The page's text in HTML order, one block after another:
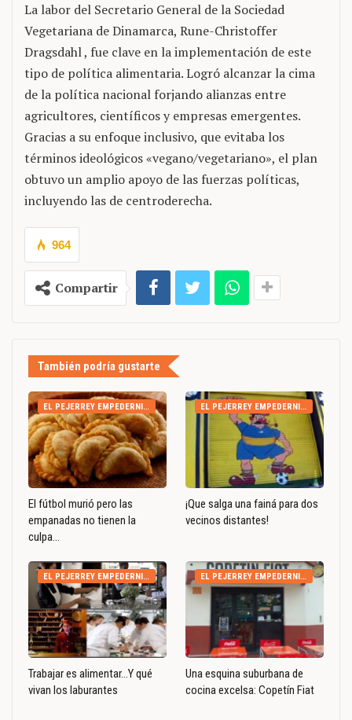
La labor del Secretario General de la Sociedad
Vegetariana de Dinamarca, Rune-Christoffer
Dragsdahl , fue clave en la implementación de este
tipo de política alimentaria. Logró alcanzar la cima
de la política nacional forjando alianzas entre
agricultores, científicos y empresas emergentes.
Gracias a su enfoque inclusivo, que evitaba los
términos ideológicos «vegano/vegetariano», el plan
obtuvo un amplio apoyo de las fuerzas políticas,
incluyendo las de centroderecha.
964
Compartir
También podría gustarte
EL PEJERREY EMPEDERNIDO
El fútbol murió pero las
empanadas no tienen la
culpa…
EL PEJERREY EMPEDERNIDO
¡Que salga una fainá para dos
vecinos distantes!
EL PEJERREY EMPEDERNIDO
Trabajar es alimentar…Y qué
vivan los laburantes
EL PEJERREY EMPEDERNIDO
Una esquina suburbana de
cocina excelsa: Copetín Fiat